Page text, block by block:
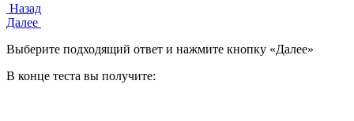
Назад
Далее
Выберите подходящий ответ и нажмите кнопку «Далее»
В конце теста вы получите: